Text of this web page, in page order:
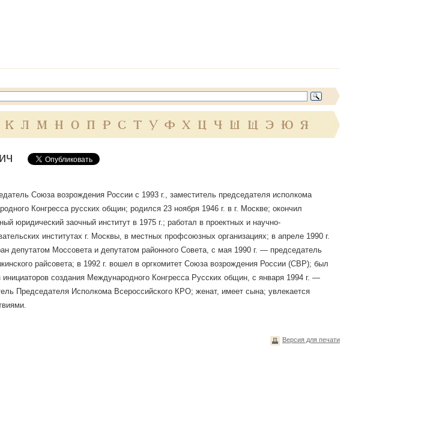
К Л М Н О П Р С Т У Ф Х Ц Ч Ш Щ Э Ю Я
Союза возрождения России с 1993 г., заместитель председателя исполкома
Конгресса русских общин; родился 23 ноября 1946 г. в г. Москве; окончил
юридический заочный институт в 1975 г.; работал в проектных и научно-
институтах г. Москвы, в местных профсоюзных организациях; в апреле 1990 г.
депутатом Моссовета и депутатом районного Совета, с мая 1990 г. — председатель
райсовета; в 1992 г. вошел в оргкомитет Союза возрождения России (СВР); был
инициаторов создания Международного Конгресса Русских общин, с января 1994 г. —
Председателя Исполкома Всероссийского КРО; женат, имеет сына; увлекается
Версия для печати